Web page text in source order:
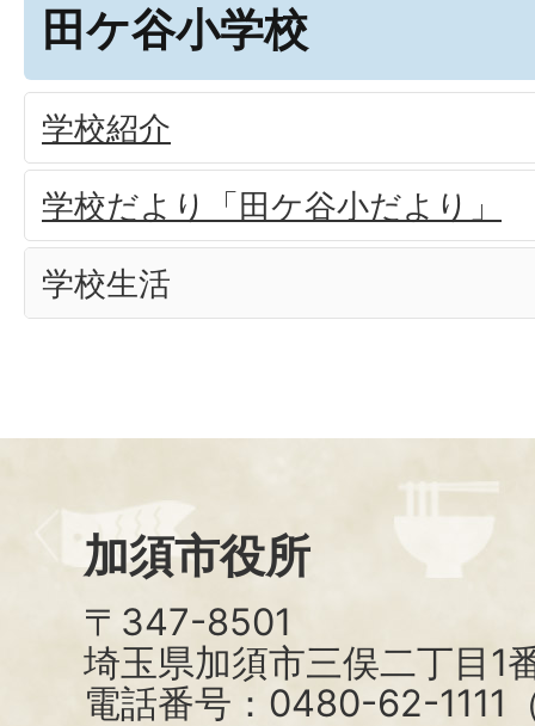
田ケ谷小学校
学校紹介
学校だより「田ケ谷小だより」
学校生活
加須市役所
〒347-8501
埼玉県加須市三俣二丁目1
電話番号：0480-62-1111